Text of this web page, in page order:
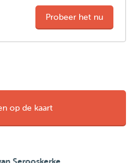
Probeer het nu
op de kaart